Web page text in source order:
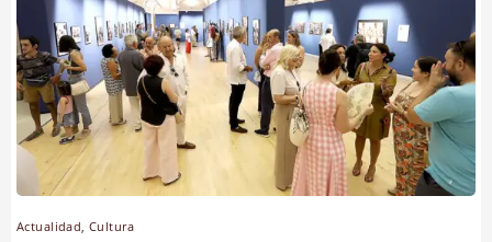
Actualidad,Cultura